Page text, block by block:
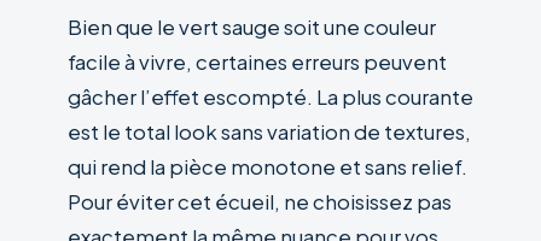
Bien que le vert sauge soit une couleur
facile à vivre, certaines erreurs peuvent
gâcher l’effet escompté. La plus courante
est le total look sans variation de textures,
qui rend la pièce monotone et sans relief.
Pour éviter cet écueil, ne choisissez pas